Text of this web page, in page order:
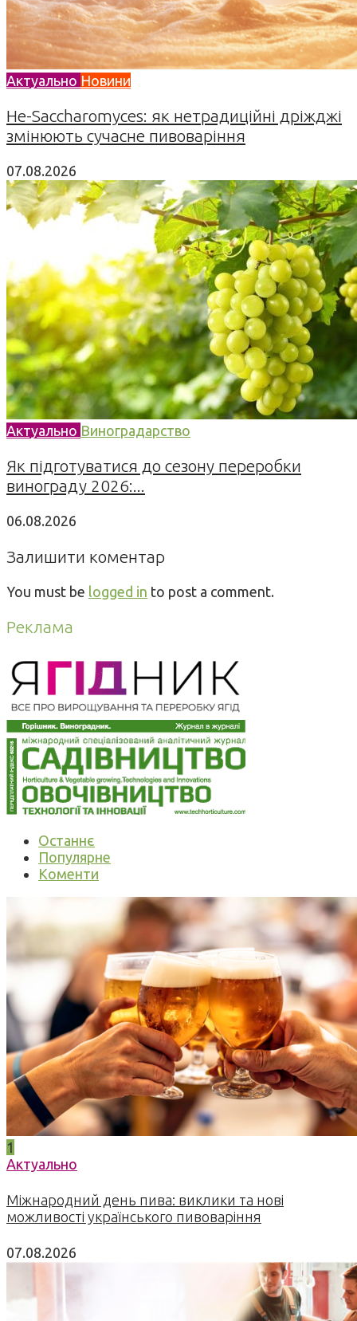
Актуально Новини
Не-Saccharomyces: як нетрадиційні дріжджі
змінюють сучасне пивоваріння
07.08.2026
Актуально Виноградарство
Як підготуватися до сезону переробки
винограду 2026:...
06.08.2026
Залишити коментар
You must be logged in to post a comment.
Реклама
Останнє
Популярне
Коменти
1
Актуально
Міжнародний день пива: виклики та нові
можливості українського пивоваріння
07.08.2026